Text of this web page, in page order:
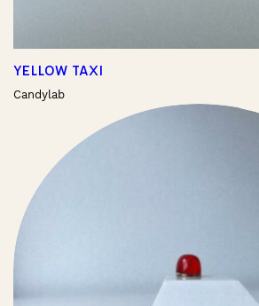
YELLOW TAXI
Candylab